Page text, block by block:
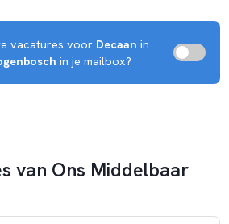
vacatures voor Decaan in
in je mailbox?
van Ons Middelbaar